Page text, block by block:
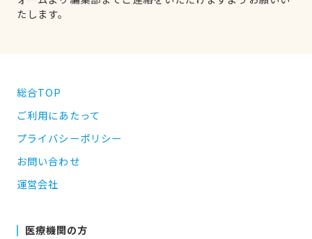
たします。
総合TOP
ご利用にあたって
プライバシーポリシー
お問い合わせ
運営会社
医療機関の方